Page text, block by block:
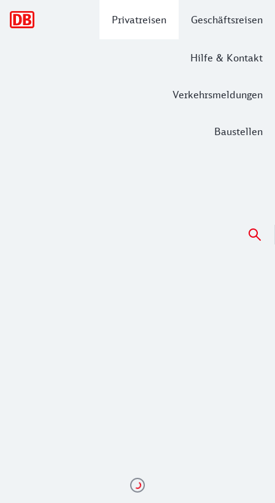
Privatreisen Geschäftsreisen
Hilfe & Kontakt
Verkehrsmeldungen
Baustellen